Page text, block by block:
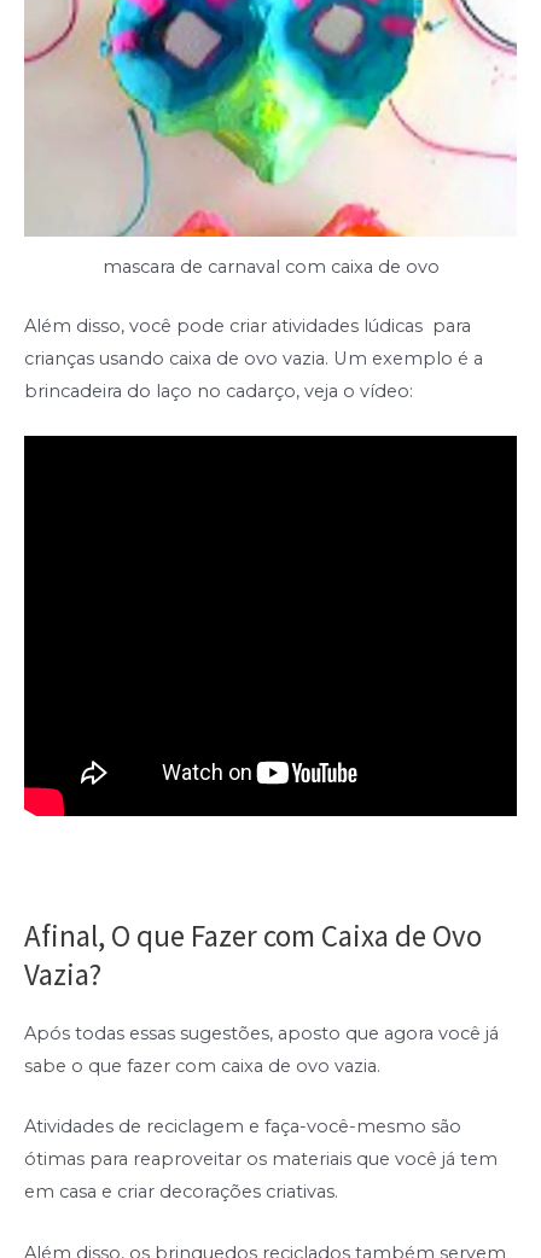
mascara de carnaval com caixa de ovo
Além disso, você pode criar atividades lúdicas para
crianças usando caixa de ovo vazia. Um exemplo é a
brincadeira do laço no cadarço, veja o vídeo:
Afinal, O que Fazer com Caixa de Ovo
Vazia?
Após todas essas sugestões, aposto que agora você já
sabe o que fazer com caixa de ovo vazia.
Atividades de reciclagem e faça-você-mesmo são
ótimas para reaproveitar os materiais que você já tem
em casa e criar decorações criativas.
Além disso, os brinquedos reciclados também servem